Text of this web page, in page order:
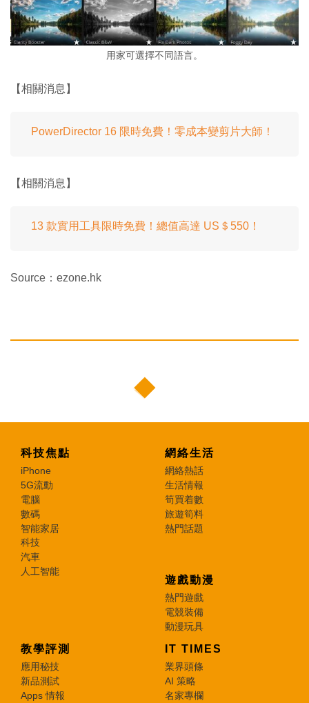
用家可選擇不同語言。
【相關消息】
PowerDirector 16 限時免費！零成本變剪片大師！
【相關消息】
13 款實用工具限時免費！總值高達 US＄550！
Source：ezone.hk
科技焦點
iPhone
5G流動
電腦
數碼
智能家居
科技
汽車
人工智能
網絡生活
網絡熱話
生活情報
筍買着數
旅遊筍料
熱門話題
遊戲動漫
熱門遊戲
電競裝備
動漫玩具
教學評測
應用秘技
新品測試
Apps 情報
IT TIMES
業界頭條
AI 策略
名家專欄